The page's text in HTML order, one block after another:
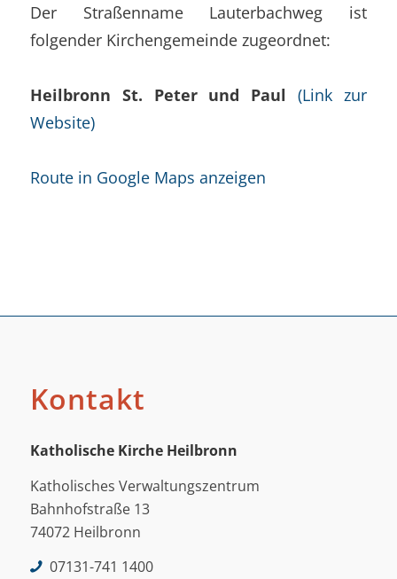
Der Straßenname Lauterbachweg ist
folgender Kirchengemeinde zugeordnet:
Heilbronn St. Peter und Paul(Link zur
Website)
Route in Google Maps anzeigen
Kontakt
Katholische Kirche Heilbronn
Katholisches Verwaltungszentrum
Bahnhofstraße 13
74072 Heilbronn
07131-741 1400